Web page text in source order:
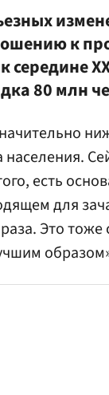
к
середине
80 млн
есть
для
Это